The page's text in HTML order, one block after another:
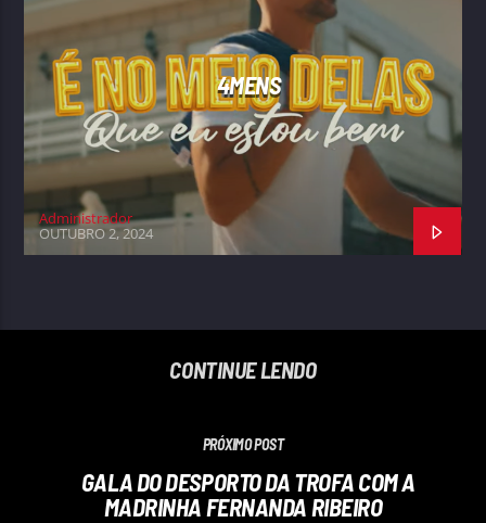
4MENS
Administrador
OUTUBRO 2, 2024
CONTINUE LENDO
PRÓXIMO POST
GALA DO DESPORTO DA TROFA COM A
MADRINHA FERNANDA RIBEIRO